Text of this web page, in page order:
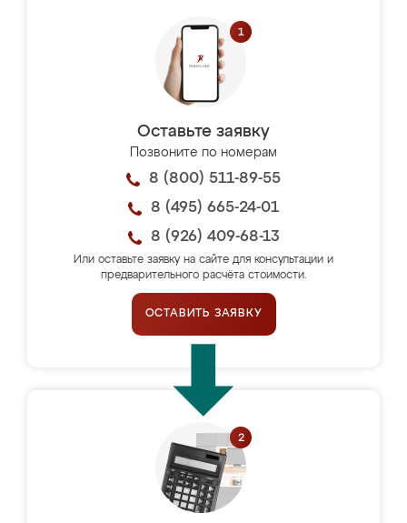
Оставьте заявку
Позвоните по номерам
8 (800) 511-89-55
8 (495) 665-24-01
8 (926) 409-68-13
Или оставьте заявку на сайте для консультации и
предварительного расчёта стоимости.
ОСТАВИТЬ ЗАЯВКУ